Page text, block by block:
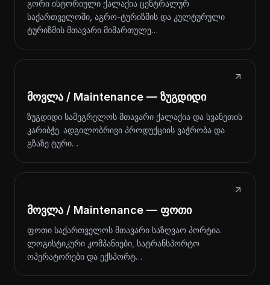
გორი ისტორიული ქალაქია ცენტრალურ
საქართველოში, აგრო-ტურიზმის და კულტურული
ტურიზმის მთავარი მიმართულე…
მოვლა / Maintenance — ზუგდიდი
ზუგდიდი სამეგრელოს მთავარი ქალაქია და სვანეთის
კარიბჭე. ადგილობრივი პროდუქციის ვაჭრობა და
გზაზე ტური…
მოვლა / Maintenance — ფოთი
ფოთი საქართველოს მთავარი საზღვაო პორტია.
ლოგისტიკური კომპანიები, სატრანსპორტო
ოპერატორები და ექსპორტ…